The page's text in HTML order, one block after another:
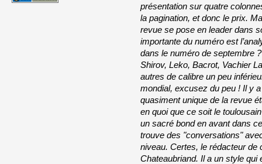
présentation sur quatre
la pagination, et donc le prix.
revue se pose en leader dans
importante du numéro est
dans le numéro de septembre
Shirov, Leko, Bacrot, Vachier
autres de calibre un peu
mondial, excusez du peu ! Il y
quasiment unique de la revue
en quoi que ce soit le
un sacré bond en avant dans
trouve des "conversations"
niveau. Certes, le rédacteur de
Chateaubriand. Il a un style